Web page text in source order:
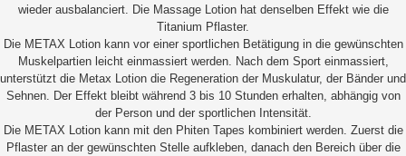
wieder ausbalanciert. Die Massage Lotion hat denselben Effekt wie die
Titanium Pflaster.
Die METAX Lotion kann vor einer sportlichen Betätigung in die gewünschten
Muskelpartien leicht einmassiert werden. Nach dem Sport einmassiert,
unterstützt die Metax Lotion die Regeneration der Muskulatur, der Bänder und
Sehnen. Der Effekt bleibt während 3 bis 10 Stunden erhalten, abhängig von
der Person und der sportlichen Intensität.
Die METAX Lotion kann mit den Phiten Tapes kombiniert werden. Zuerst die
Pflaster an der gewünschten Stelle aufkleben, danach den Bereich über die